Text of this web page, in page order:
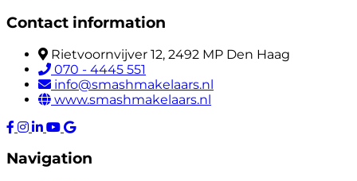
Contact information
Rietvoornvijver 12, 2492 MP Den Haag
070 - 4445 551
info@smashmakelaars.nl
www.smashmakelaars.nl
Navigation